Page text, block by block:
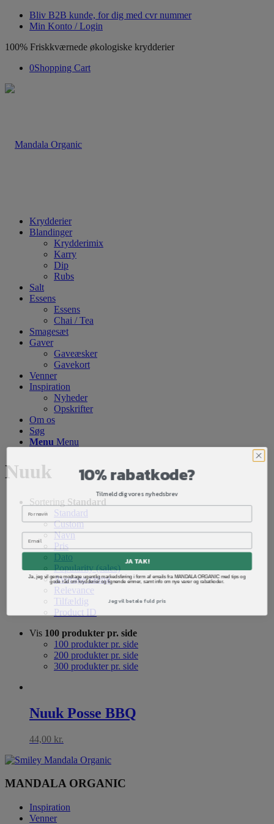
Bliv B2B kunde, for dig med cvr nummer
Min Konto / Login
100% Friskkværnede økologiske krydderier
0Shopping Cart
Krydderier
Blandinger
Krydderimix
Karry
Dip
Rubs
Salt
Essens
Essens
Chai / Tea
Smagesæt
Gaver
Gaveæsker
Gavekort
Venner
Inspiration
Nyheder
Opskrifter
Om os
Søg
Menu Menu
Nuuk
Sortering Standard
Standard
Custom
Navn
Pris
Dato
Popularity (sales)
Average rating
Relevance
Tilfældig
Product ID
Vis 100 produkter pr. side
100 produkter pr. side
200 produkter pr. side
300 produkter pr. side
Nuuk Posse BBQ
44,00 kr.
MANDALA ORGANIC
Inspiration
Venner
10% rabatkode?
Tilmeld dig vores nyhedsbrev
JA TAK!
Ja, jeg vil gerne modtage ugentlig markedsføring i form af emails fra MANDALA ORGANIC med tips og
gode råd om krydderier og lignende emner, samt info om nye varer og rabatkoder.
Jeg vil betale fuld pris